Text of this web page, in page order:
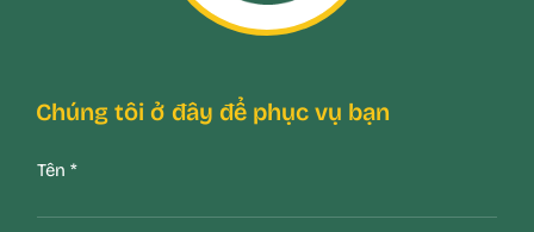
Chúng tôi ở đây để phục vụ bạn
Tên *